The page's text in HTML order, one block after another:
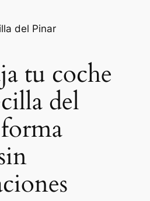
del Pinar
tu coche
del